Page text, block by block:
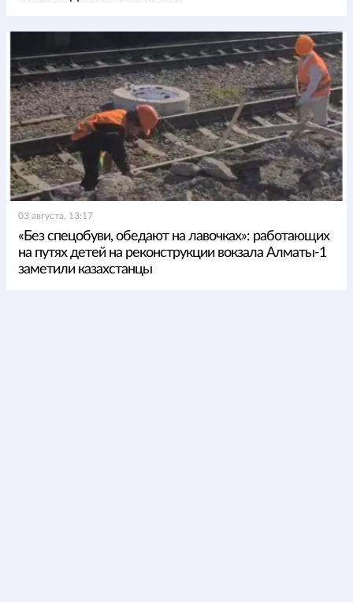
03 августа, 13:17
«Без спецобуви, обедают на лавочках»: работающих
на путях детей на реконструкции вокзала Алматы-1
заметили казахстанцы